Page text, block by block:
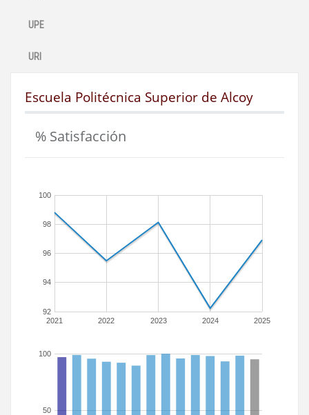
UPE
URI
Escuela Politécnica Superior de Alcoy
% Satisfacción
2021 2022 2023 2024 2025
92
94
96
98
100
50
100